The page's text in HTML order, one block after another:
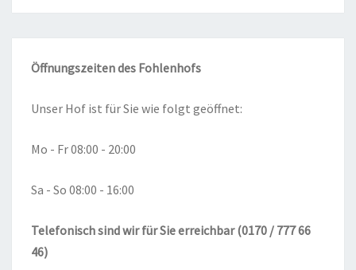
Öffnungszeiten des Fohlenhofs
Unser Hof ist für Sie wie folgt geöffnet:
Mo - Fr 08:00 - 20:00
Sa - So 08:00 - 16:00
Telefonisch sind wir für Sie erreichbar (0170 / 777 66
46)